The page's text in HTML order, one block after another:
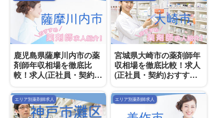
鹿児島県薩摩川内市の薬
剤師年収相場を徹底比
較！求人(正社員・契約)
宮城県大崎市の薬剤師年
収相場を徹底比較！求人
(正社員・契約)おすすめ
エリア別薬剤師求人 エリア別薬剤師求人